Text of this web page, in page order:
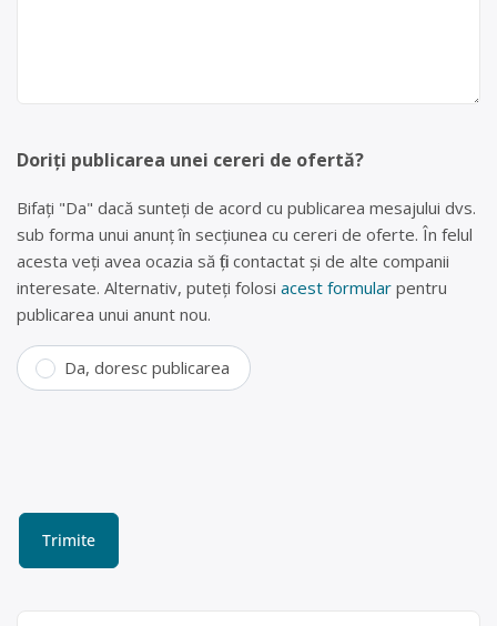
Doriți publicarea unei cereri de ofertă?
Bifați "Da" dacă sunteți de acord cu publicarea mesajului dvs.
sub forma unui anunț în secțiunea cu cereri de oferte. În felul
acesta veți avea ocazia să fiți contactat și de alte companii
interesate. Alternativ, puteți folosi acest formular pentru
publicarea unui anunt nou.
Da, doresc publicarea